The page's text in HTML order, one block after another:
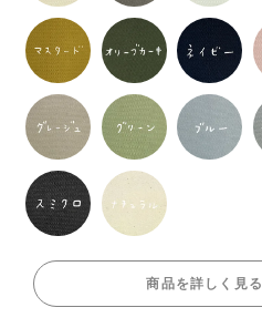
商品を詳しく見る